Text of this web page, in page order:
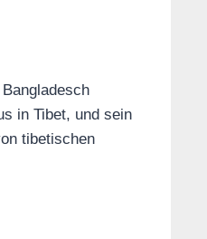
in Tibet, und sein
tibetischen